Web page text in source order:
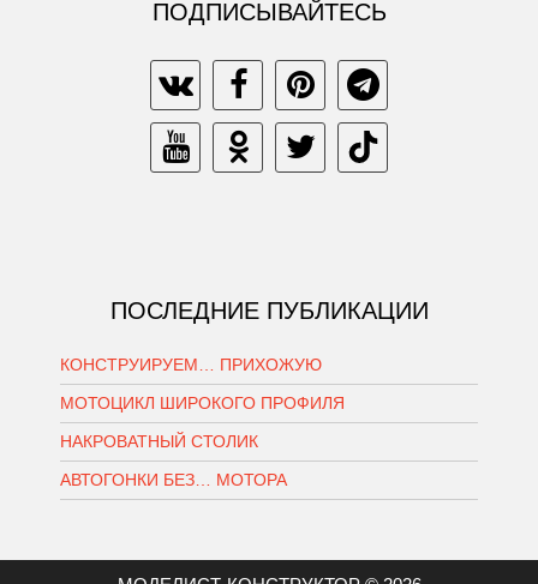
ПОДПИСЫВАЙТЕСЬ
ПОСЛЕДНИЕ ПУБЛИКАЦИИ
КОНСТРУИРУЕМ… ПРИХОЖУЮ
МОТОЦИКЛ ШИРОКОГО ПРОФИЛЯ
НАКРОВАТНЫЙ СТОЛИК
АВТОГОНКИ БЕЗ… МОТОРА